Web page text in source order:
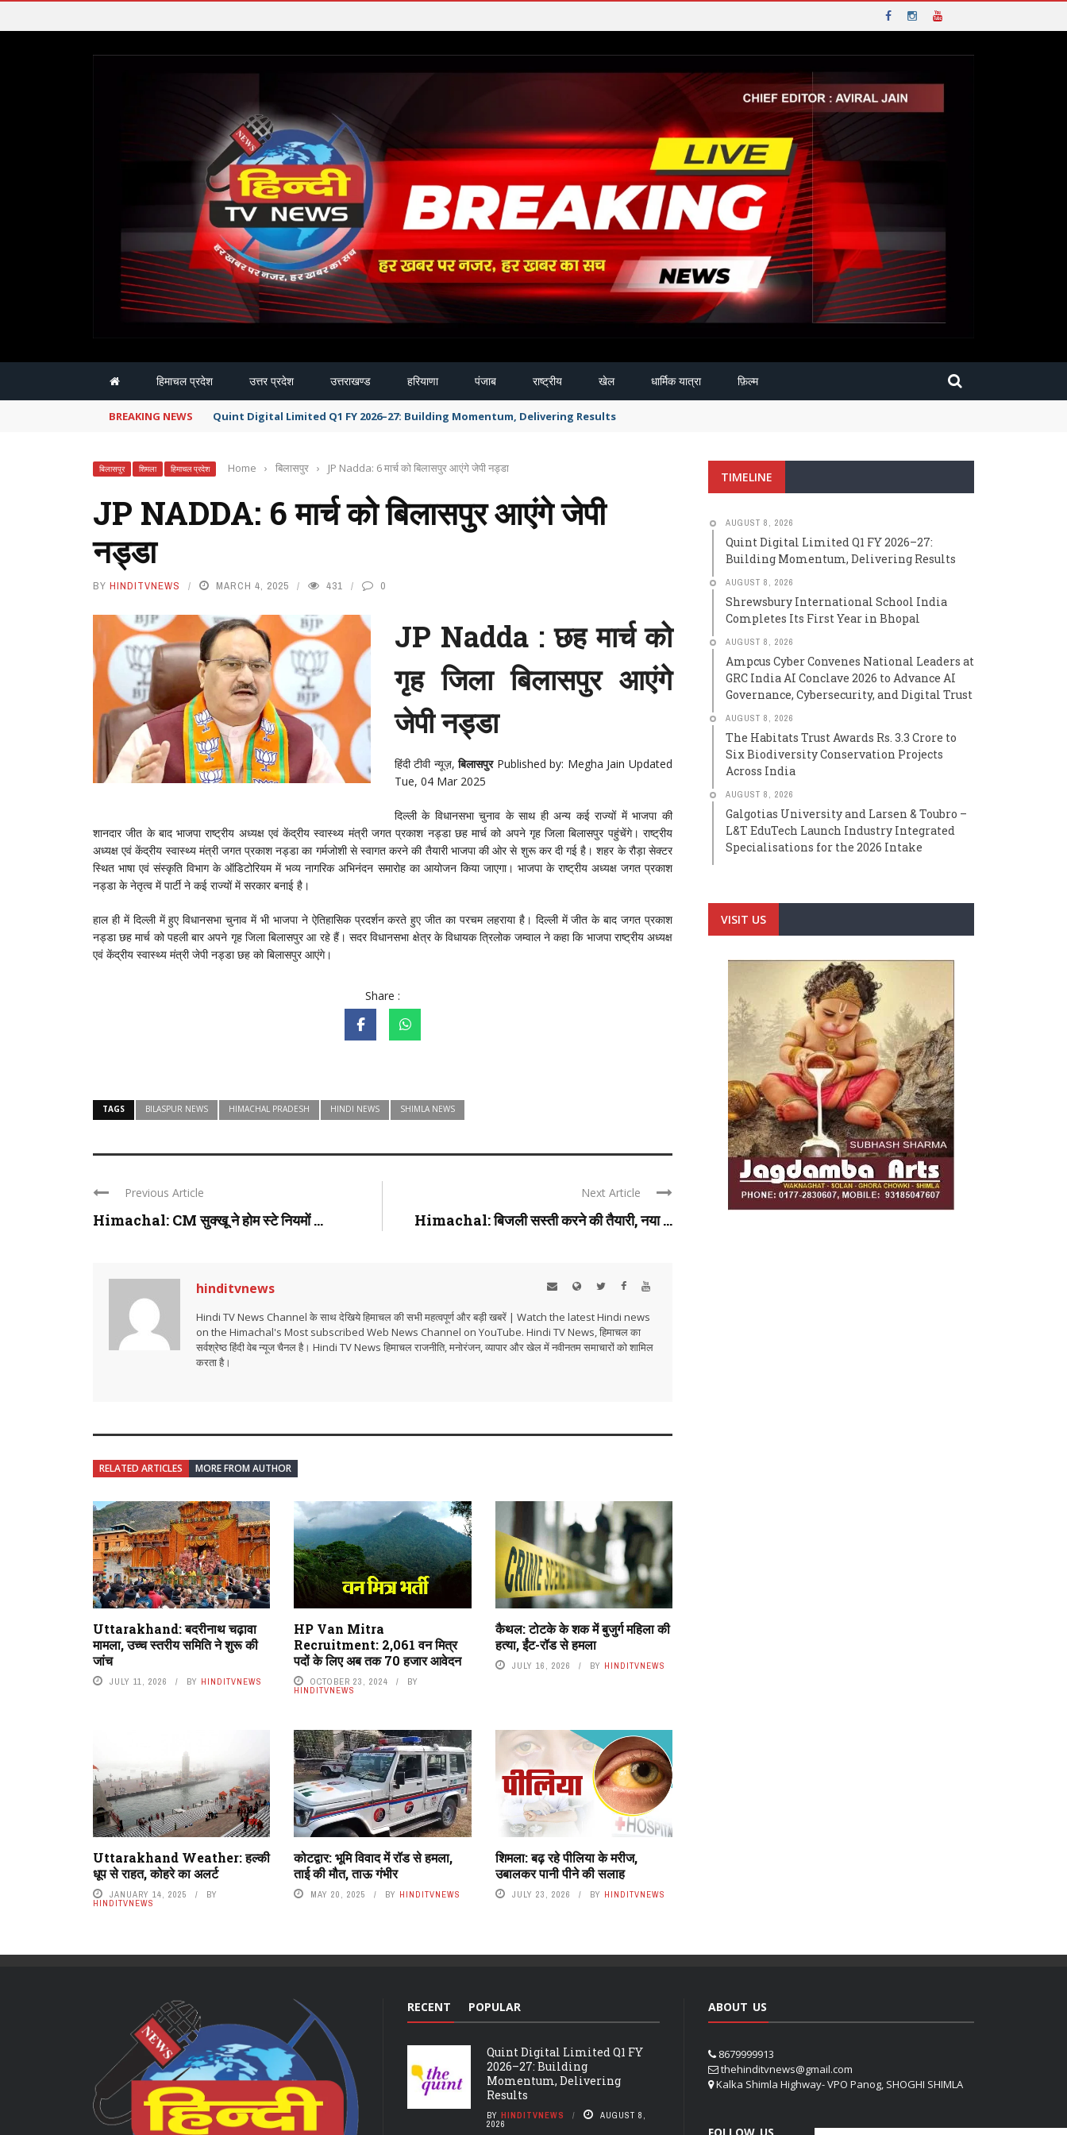
हिमाचल प्रदेश उत्तर प्रदेश उत्तराखण्ड हरियाणा पंजाब राष्ट्रीय खेल धार्मिक यात्रा फ़िल्म
BREAKING NEWS Quint Digital Limited Q1 FY 2026–27: Building Momentum, Delivering Results
बिलासपुर शिमला हिमाचल प्रदेश Home › बिलासपुर › JP Nadda: 6 मार्च को बिलासपुर आएंगे जेपी नड्डा
JP NADDA: 6 मार्च को बिलासपुर आएंगे जेपी
नड्डा
BY HINDITVNEWS MARCH 4, 2025 431 0
JP Nadda : छह मार्च को
गृह जिला बिलासपुर आएंगे
जेपी नड्डा
हिंदी टीवी न्यूज़,बिलासपुर Published by: Megha Jain Updated
Tue, 04 Mar 2025
दिल्ली के विधानसभा चुनाव के साथ ही अन्य कई राज्यों में भाजपा की
शानदार जीत के बाद भाजपा राष्ट्रीय अध्यक्ष एवं केंद्रीय स्वास्थ्य मंत्री जगत प्रकाश नड्डा छह मार्च को अपने गृह जिला बिलासपुर पहुंचेंगे। राष्ट्रीय
अध्यक्ष एवं केंद्रीय स्वास्थ्य मंत्री जगत प्रकाश नड्डा का गर्मजोशी से स्वागत करने की तैयारी भाजपा की ओर से शुरू कर दी गई है। शहर के रौड़ा सेक्टर
स्थित भाषा एवं संस्कृति विभाग के ऑडिटोरियम में भव्य नागरिक अभिनंदन समारोह का आयोजन किया जाएगा। भाजपा के राष्ट्रीय अध्यक्ष जगत प्रकाश
नड्डा के नेतृत्व में पार्टी ने कई राज्यों में सरकार बनाई है।
हाल ही में दिल्ली में हुए विधानसभा चुनाव में भी भाजपा ने ऐतिहासिक प्रदर्शन करते हुए जीत का परचम लहराया है। दिल्ली में जीत के बाद जगत प्रकाश
नड्डा छह मार्च को पहली बार अपने गृह जिला बिलासपुर आ रहे हैं। सदर विधानसभा क्षेत्र के विधायक त्रिलोक जम्वाल ने कहा कि भाजपा राष्ट्रीय अध्यक्ष
एवं केंद्रीय स्वास्थ्य मंत्री जेपी नड्डा छह को बिलासपुर आएंगे।
Share :
TAGS BILASPUR NEWS HIMACHAL PRADESH HINDI NEWS SHIMLA NEWS
Previous Article
Himachal: CM सुक्खू ने होम स्टे नियमों ...
Next Article
Himachal: बिजली सस्ती करने की तैयारी, नया ...
hinditvnews
Hindi TV News Channel के साथ देखिये हिमाचल की सभी महत्वपूर्ण और बड़ी खबरें | Watch the latest Hindi news
on the Himachal's Most subscribed Web News Channel on YouTube. Hindi TV News, हिमाचल का
सर्वश्रेष्ठ हिंदी वेब न्यूज चैनल है। Hindi TV News हिमाचल राजनीति, मनोरंजन, व्यापार और खेल में नवीनतम समाचारों को शामिल
करता है।
RELATED ARTICLES MORE FROM AUTHOR
Uttarakhand: बदरीनाथ चढ़ावा
मामला, उच्च स्तरीय समिति ने शुरू की
जांच
JULY 11, 2026 BY HINDITVNEWS
HP Van Mitra
Recruitment: 2,061 वन मित्र
पदों के लिए अब तक 70 हजार आवेदन
OCTOBER 23, 2024 BY
HINDITVNEWS
कैथल: टोटके के शक में बुजुर्ग महिला की
हत्या, ईंट-रॉड से हमला
JULY 16, 2026 BY HINDITVNEWS
Uttarakhand Weather: हल्की
धूप से राहत, कोहरे का अलर्ट
JANUARY 14, 2025 BY
HINDITVNEWS
कोटद्वार: भूमि विवाद में रॉड से हमला,
ताई की मौत, ताऊ गंभीर
MAY 20, 2025 BY HINDITVNEWS
शिमला: बढ़ रहे पीलिया के मरीज,
उबालकर पानी पीने की सलाह
JULY 23, 2026 BY HINDITVNEWS
TIMELINE
AUGUST 8, 2026
Quint Digital Limited Q1 FY 2026–27:
Building Momentum, Delivering Results
AUGUST 8, 2026
Shrewsbury International School India
Completes Its First Year in Bhopal
AUGUST 8, 2026
Ampcus Cyber Convenes National Leaders at
GRC India AI Conclave 2026 to Advance AI
Governance, Cybersecurity, and Digital Trust
AUGUST 8, 2026
The Habitats Trust Awards Rs. 3.3 Crore to
Six Biodiversity Conservation Projects
Across India
AUGUST 8, 2026
Galgotias University and Larsen & Toubro –
L&T EduTech Launch Industry Integrated
Specialisations for the 2026 Intake
VISIT US
RECENT POPULAR
Quint Digital Limited Q1 FY
2026–27: Building
Momentum, Delivering
Results
BY HINDITVNEWS AUGUST 8,
2026
ABOUT US
8679999913
thehinditvnews@gmail.com
Kalka Shimla Highway- VPO Panog, SHOGHI SHIMLA